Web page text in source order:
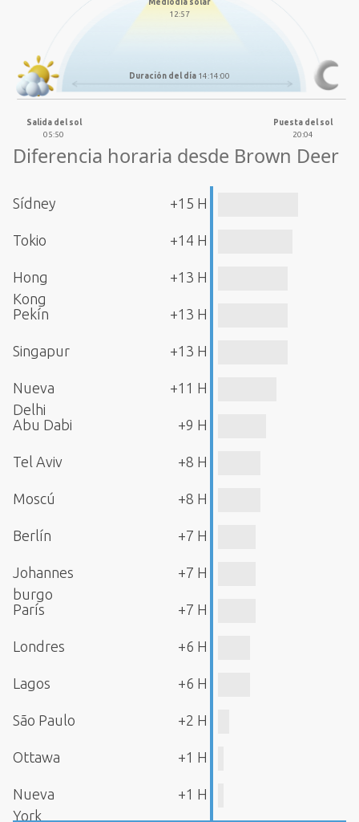
12:57
Duración del día 14:14:00
Salida del sol
05:50
Puesta del sol
20:04
Diferencia horaria desde Brown Deer
Sídney +15 H
Tokio +14 H
Hong
Kong
+13 H
Pekín +13 H
Singapur +13 H
Nueva
Delhi
+11 H
Abu Dabi +9 H
Tel Aviv +8 H
Moscú +8 H
Berlín +7 H
Johannes
burgo
+7 H
París +7 H
Londres +6 H
Lagos +6 H
São Paulo +2 H
Ottawa +1 H
Nueva
York
+1 H